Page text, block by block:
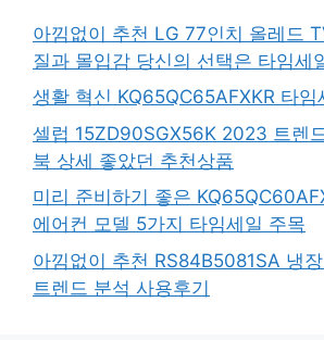
아낌없이 추천 LG 77인치 올레드
질과 몰입감 당신의 선택은 타임세
생활 혁신 KQ65QC65AFXKR 타임
셀럽 15ZD90SGX56K 2023 트렌
북 상세 좋았던 추천상품
미리 준비하기 좋은
에어컨 모델 5가지 타임세일 주목
아낌없이 추천 RS84B5081SA 냉
트렌드 분석 사용후기